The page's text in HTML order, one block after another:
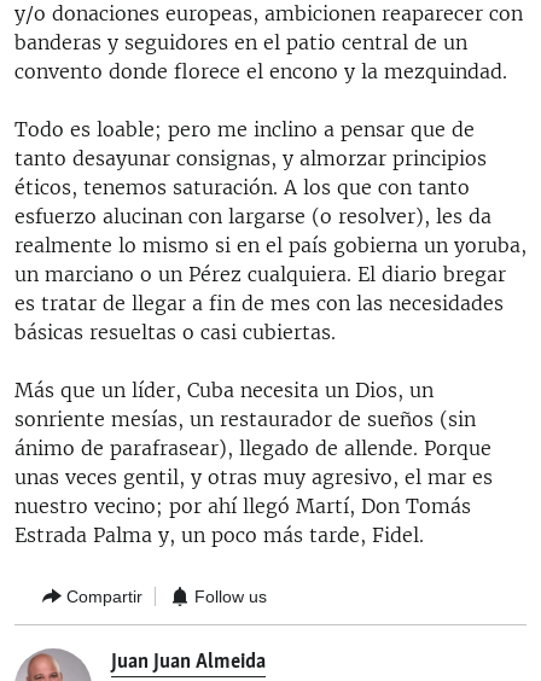
y/o donaciones europeas, ambicionen reaparecer con
banderas y seguidores en el patio central de un
convento donde florece el encono y la mezquindad.
Todo es loable; pero me inclino a pensar que de
tanto desayunar consignas, y almorzar principios
éticos, tenemos saturación. A los que con tanto
esfuerzo alucinan con largarse (o resolver), les da
realmente lo mismo si en el país gobierna un yoruba,
un marciano o un Pérez cualquiera. El diario bregar
es tratar de llegar a fin de mes con las necesidades
básicas resueltas o casi cubiertas.
Más que un líder, Cuba necesita un Dios, un
sonriente mesías, un restaurador de sueños (sin
ánimo de parafrasear), llegado de allende. Porque
unas veces gentil, y otras muy agresivo, el mar es
nuestro vecino; por ahí llegó Martí, Don Tomás
Estrada Palma y, un poco más tarde, Fidel.
Compartir Follow us
Juan Juan Almeida